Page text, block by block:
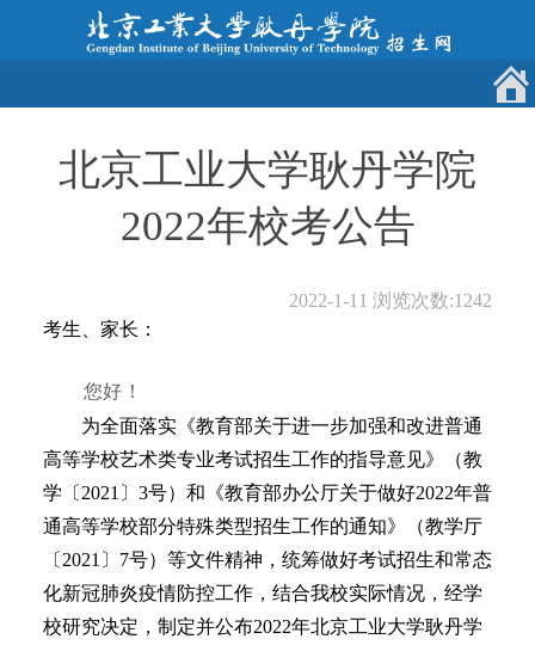
北京工业大学耿丹学院
2022年校考公告
2022-1-11浏览次数:1242
考生、家长：
您好！
为全面落实《教育部关于进一步加强和改进普通
高等学校艺术类专业考试招生工作的指导意见》（教
学〔2021〕3号）和《教育部办公厅关于做好2022年普
通高等学校部分特殊类型招生工作的通知》（教学厅
〔2021〕7号）等文件精神，统筹做好考试招生和常态
化新冠肺炎疫情防控工作，结合我校实际情况，经学
校研究决定，制定并公布2022年北京工业大学耿丹学